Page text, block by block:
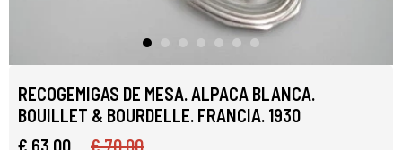
RECOGEMIGAS DE MESA. ALPACA BLANCA.
BOUILLET & BOURDELLE. FRANCIA. 1930
€ 63,00
€ 70,00